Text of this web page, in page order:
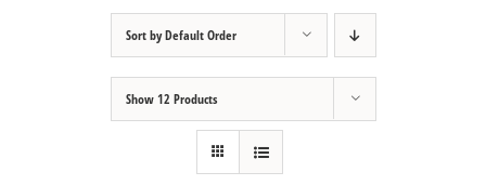
Sort byDefault Order
Show12 Products